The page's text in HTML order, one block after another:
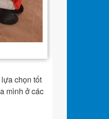
chọn tốt
mình ở các